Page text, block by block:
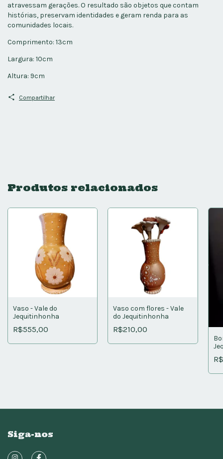
atravessam gerações. O resultado são objetos que contam
histórias, preservam identidades e geram renda para as
comunidades locais.
Comprimento: 13cm
Largura: 10cm
Altura: 9cm
Compartilhar
Produtos relacionados
Vaso - Vale do
Jequitinhonha
R$555,00
Vaso com flores - Vale
do Jequitinhonha
R$210,00
Siga-nos